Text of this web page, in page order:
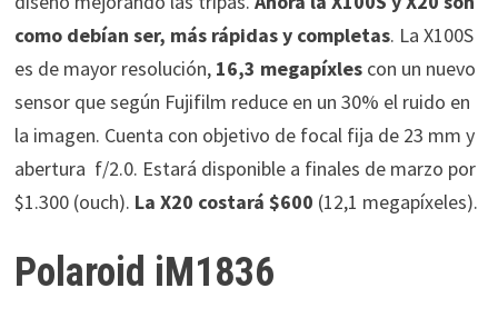
como debían ser, más rápidas y completas. La X100S
es de mayor resolución, 16,3 megapíxlescon un nuevo
sensor que según Fujifilm reduce en un 30% el ruido en
la imagen. Cuenta con objetivo de focal fija de 23 mm y
abertura f/2.0. Estará disponible a finales de marzo por
$1.300 (ouch). La X20 costará $600 (12,1 megapíxeles).
Polaroid iM1836